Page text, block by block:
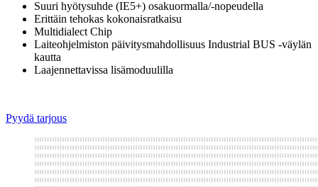
Suuri hyötysuhde (IE5+) osakuormalla/-nopeudella
Erittäin tehokas kokonaisratkaisu
Multidialect Chip
Laiteohjelmiston päivitysmahdollisuus Industrial BUS -väylän
kautta
Laajennettavissa lisämoduulilla
Pyydä tarjous